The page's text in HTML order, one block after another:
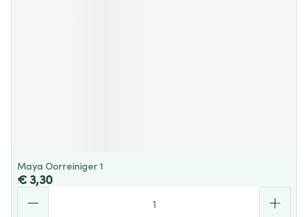
Maya Oorreiniger 1
€ 3,30